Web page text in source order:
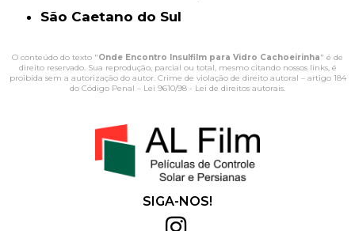
São Caetano do Sul
O conteúdo do texto "Onde Encontro Insulfilm para Vidro Cachoeirinha" é de
direito reservado. Sua reprodução, parcial ou total, mesmo citando nossos links, é
proibida sem a autorização do autor. Crime de violação de direito autoral – artigo 184
do Código Penal – Lei 9610/98 - Lei de direitos autorais.
SIGA-NOS!